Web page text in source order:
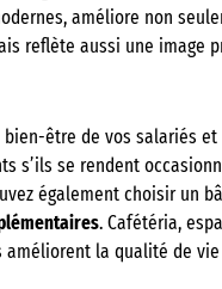
améliore non
reflète aussi une image
bien-être de vos salariés
s’ils se rendent
également choisir un
. Cafétéria,
améliorent la qualité de